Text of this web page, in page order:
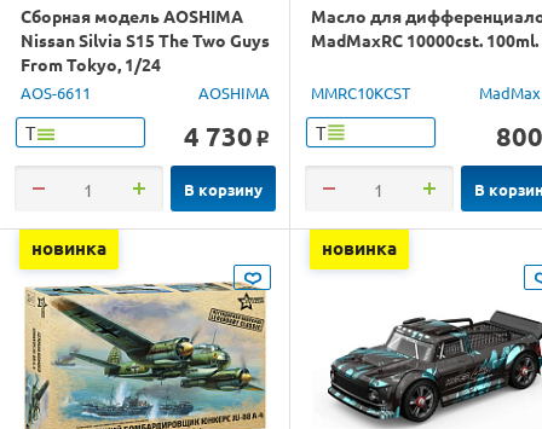
Сборная модель AOSHIMA
Nissan Silvia S15 The Two Guys
From Tokyo, 1/24
AOS-6611 AOSHIMA
Т 4 730 o
В корзину
Масло для
MadMaxRC 10000cst. 100ml.
MMRC10KCST
Т 800
В
новинка новинка